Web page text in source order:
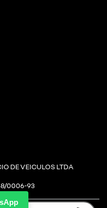
DE VEICULOS LTDA
0006-93